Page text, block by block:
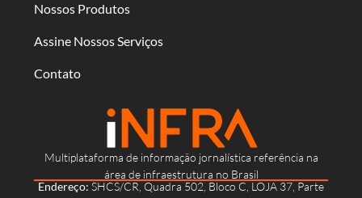
Multiplataforma de informação jornalística referência na
área de infraestrutura no Brasil
Endereço: SHCS/CR, Quadra 502, Bloco C, LOJA 37, Parte
Nossos Produtos
Assine Nossos Serviços
Contato